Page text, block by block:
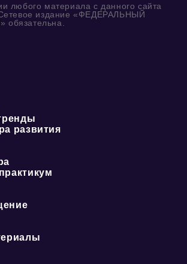
любого материала с данного сайта
издание «ФЕДЕРАЛЬНЫЙ
развития